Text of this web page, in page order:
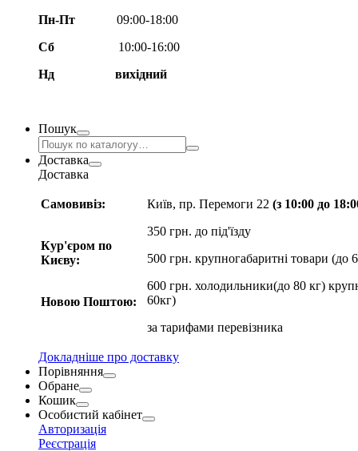
Пн-Пт
09:00-18:00
Сб
10:00-16:00
Нд вихідний
Пошук
Доставка
Доставка
Самовивіз:
Кур'єром по
Києву:
Новою Поштою:
Київ, пр. Перемоги 22 (з 10:00 до
350 грн. до під'їзду
500 грн. крупногабаритні товари (до
600 грн. холодильники(до 80 кг)
60кг)
за тарифами перевізника
Докладніше про доставку
Порівняння
Обране
Кошик
Особистий кабінет
Авторизація
Реєстрація